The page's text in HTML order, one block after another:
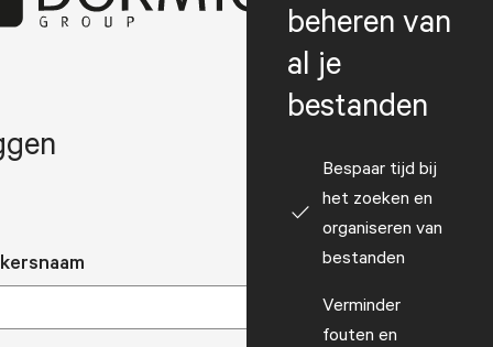
beheren van
al je
bestanden
Bespaar tijd bij
het zoeken en
organiseren van
bestanden
Verminder
fouten en